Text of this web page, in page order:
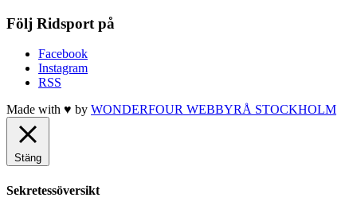
Följ Ridsport på
Facebook
Instagram
RSS
Made with ♥ by WONDERFOUR WEBBYRÅ STOCKHOLM
Stäng
Sekretessöversikt